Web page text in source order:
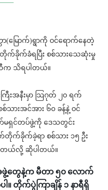
ာ(မြောက်)ရွာကို ဝင်ရောက်နေတဲ့
တိုက်ခိုက်ခံရပြီး စစ်သားသေဆုံးမှု
ဆီက သိရပါတယ်။
ကြီးအနီးမှာ သြဂုတ် ၂၀ ရက်
သားအင်အား ၆၀ ခန့်နဲ့ ဝင်
ာ်မရှင်တပ်ဖွဲ့ကို ဒေသတွင်း
တိုက်ခိုက်ခဲ့ရာ စစ်သား ၁၅ ဦး
ခဲ့တယ်လို့ ဆိုပါတယ်။
အဖွဲ့တွေနဲ့က မီတာ ၅၀ လောက်
။ တိုက်ပွဲကြာချိန် ၁ နာရီရှိ